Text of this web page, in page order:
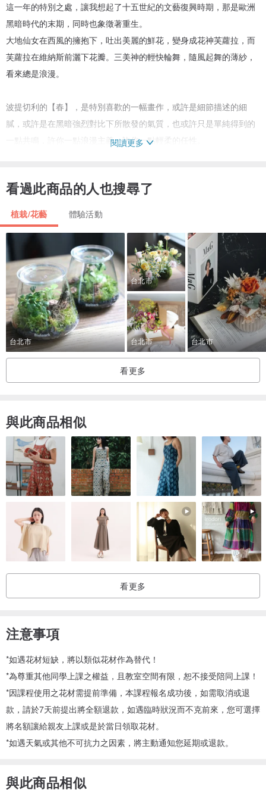
這一年的特別之處，讓我想起了十五世紀的文藝復興時期，那是歐洲
黑暗時代的末期，同時也象徵著重生。
大地仙女在西風的擁抱下，吐出美麗的鮮花，變身成花神芙蘿拉，而
芙蘿拉在維納斯前灑下花瓣。三美神的輕快輪舞，隨風起舞的薄紗，
看來總是浪漫。
波提切利的【春】，是特別喜歡的一幅畫作，或許是細節描述的細
膩，或許是在黑暗強烈對比下所散發的氣質，也或許只是單純得到的
一點共鳴，許你一點浪漫主義，許你一點輕柔的任性。
畫裡的唯美。那樣溫柔的身段，都能在每次相遇讓人怦然心動。綁一
把春天回家吧！那富含詩意的春季！
｜日期｜
3月13日 14:00-16:00 禾子攝影室（台北市和平東路二段18-1號3樓）
3月27日 12:00-14:00 The Factory Mojocoffee（台中市西區精誠六街
22號）
｜課程費用｜NT.2200（含花材、教學、課後甜點）
※需自備花藝剪刀及環保提袋
閱讀更多
看過此商品的人也搜尋了
植栽/花藝 體驗活動
台北市
台北市
台北市 台北市
看更多
與此商品相似
看更多
注意事項
*如遇花材短缺，將以類似花材作為替代！
*為尊重其他同學上課之權益，且教室空間有限，恕不接受陪同上課！
*因課程使用之花材需提前準備，本課程報名成功後，如需取消或退
款，請於7天前提出將全額退款，如遇臨時狀況而不克前來，您可選擇
將名額讓給親友上課或是於當日領取花材。
*如遇天氣或其他不可抗力之因素，將主動通知您延期或退款。
與此商品相似